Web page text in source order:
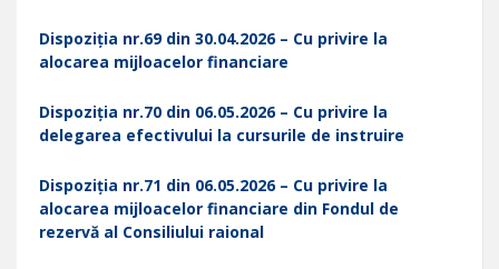
Dispoziția nr.69 din 30.04.2026 – Cu privire la
alocarea mijloacelor financiare
Dispoziția nr.70 din 06.05.2026 – Cu privire la
delegarea efectivului la cursurile de instruire
Dispoziția nr.71 din 06.05.2026 – Cu privire la
alocarea mijloacelor financiare din Fondul de
rezervă al Consiliului raional